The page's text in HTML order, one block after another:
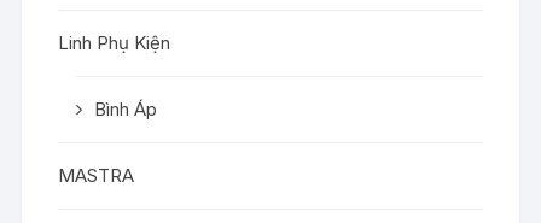
Linh Phụ Kiện
Bình Áp
MASTRA